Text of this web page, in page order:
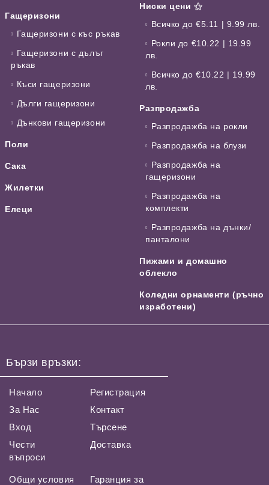
Гащеризони
Гащеризони с къс ръкав
Гащеризони с дълъг
ръкав
Къси гащеризони
Дълги гащеризони
Дънкови гащеризони
Поли
Сака
Жилетки
Елеци
Ниски цени ⚝
Всичко до €5.11 | 9.99 лв.
Рокли до €10.22 | 19.99
лв.
Всичко до €10.22 | 19.99
лв.
Разпродажба
Разпродажба на рокли
Разпродажба на блузи
Разпродажба на
гащеризони
Разпродажба на
комплекти
Разпродажба на дънки/
панталони
Пижами и домашно
облекло
Коледни орнаменти (ръчно
изработени)
Бързи връзки:
Начало
За Нас
Вход
Чести
въпроси
Регистрация
Контакт
Търсене
Доставка
Общи условия
Гаранция за